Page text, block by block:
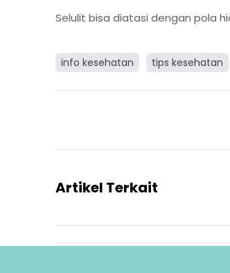
Selulit bisa diatasi dengan pola
info kesehatan tips kesehatan
Artikel Terkait